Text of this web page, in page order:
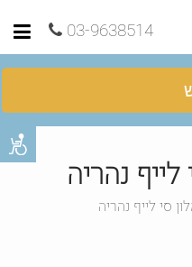
03-9638514
נהריה
סי לייף נהריה